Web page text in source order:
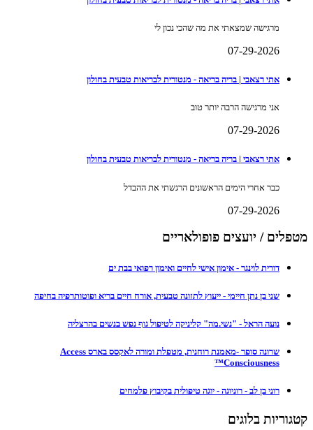
מרגישה שמצאתי את מה שהכי נכון לי
07-29-2026
אתי רצאבי | בריה בריאה - מנטורית לבריאות טבעית בחולון
אני מרגישה הרבה יותר טוב
07-29-2026
אתי רצאבי | בריה בריאה - מנטורית לבריאות טבעית בחולון
כבר אחרי הימים הראשונים הרגשתי את ההבדל
07-29-2026
מטפלים / יועצים פופולאריים
דורית לוינגר - אימון אישי לחיים ואימון רפואי בבת ים
שני בן נתן חיימי - ייעוץ לתזונה טבעית, אורח חיים בריא ופוטותרפיה בחיפה
נועה הראל - "נשי.מה" קליניקה לטיפול גוף נפש בנשים בהרצליה
שרונה סופר -מאמנת רוחנית, מטפלת ומורה לאקסס בארס Access
Consciousness™
רוני בן לב - רוניוגה - יוגה טיפולית בקיבוץ פלמחים
קטגוריות בלוגים